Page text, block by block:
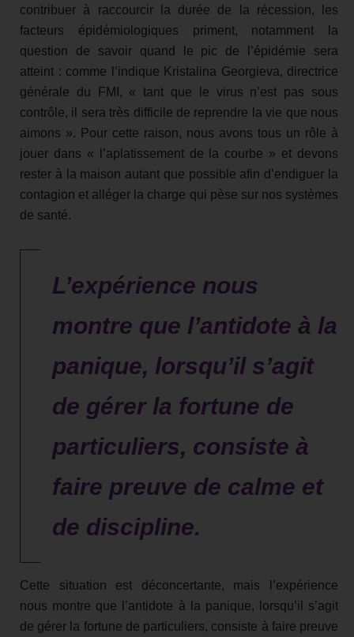
contribuer à raccourcir la durée de la récession, les
facteurs épidémiologiques priment, notamment la
question de savoir quand le pic de l’épidémie sera
atteint : comme l’indique Kristalina Georgieva, directrice
générale du FMI, « tant que le virus n’est pas sous
contrôle, il sera très difficile de reprendre la vie que nous
aimons ». Pour cette raison, nous avons tous un rôle à
jouer dans « l’aplatissement de la courbe » et devons
rester à la maison autant que possible afin d’endiguer la
contagion et alléger la charge qui pèse sur nos systèmes
de santé.
L’expérience nous
montre que l’antidote à la
panique, lorsqu’il s’agit
de gérer la fortune de
particuliers, consiste à
faire preuve de calme et
de discipline.
Cette situation est déconcertante, mais l’expérience
nous montre que l’antidote à la panique, lorsqu’il s’agit
de gérer la fortune de particuliers, consiste à faire preuve